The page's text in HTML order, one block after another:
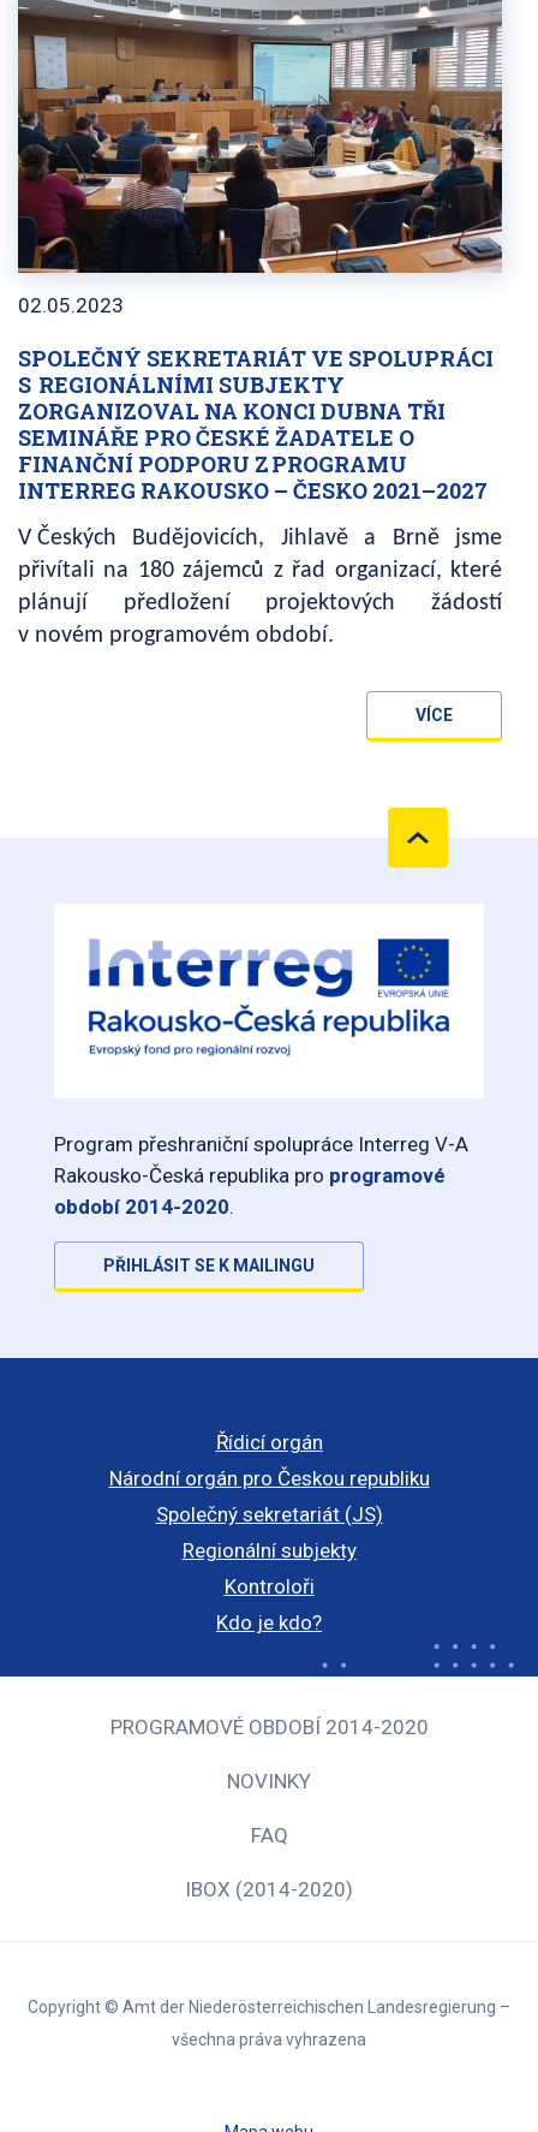
SPOLEČNÝ SEKRETARIÁT VE SPOLUPRÁCI
S REGIONÁLNÍMI SUBJEKTY
ZORGANIZOVAL NA KONCI DUBNA TŘI
SEMINÁŘE PRO ČESKÉ ŽADATELE O
FINANČNÍ PODPORU Z PROGRAMU
INTERREG RAKOUSKO – ČESKO 2021–2027
02.05.2023
V Českých Budějovicích, Jihlavě a Brně jsme
přivítali na 180 zájemců z řad organizací, které
plánují předložení projektových žádostí
v novém programovém období.
VÍCE
Program přeshraniční spolupráce Interreg V-A
Rakousko-Česká republika pro programové
období 2014-2020.
PŘIHLÁSIT SE K MAILINGU
Řídicí orgán
Národní orgán pro Českou republiku
Společný sekretariát (JS)
Regionální subjekty
Kontroloři
Kdo je kdo?
PROGRAMOVÉ OBDOBÍ 2014-2020
NOVINKY
FAQ
IBOX (2014-2020)
Copyright © Amt der Niederösterreichischen Landesregierung –
všechna práva vyhrazena